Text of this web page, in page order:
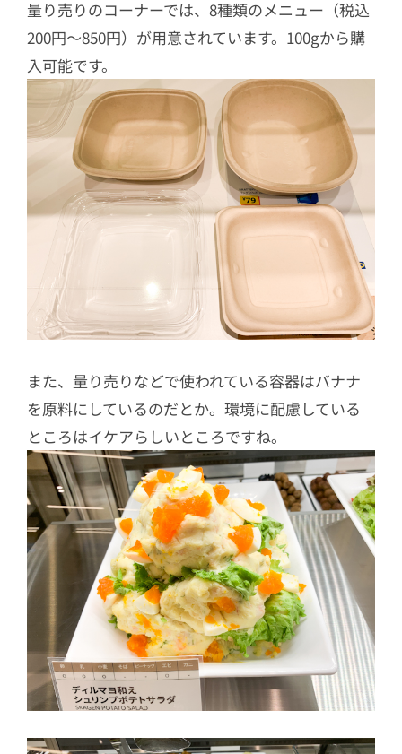
量り売りのコーナーでは、8種類のメニュー（税込
200円〜850円）が用意されています。100gから購
入可能です。
また、量り売りなどで使われている容器はバナナ
を原料にしているのだとか。環境に配慮している
ところはイケアらしいところですね。